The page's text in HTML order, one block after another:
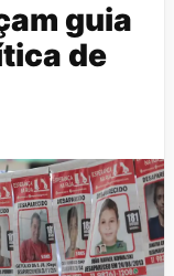
guia
de